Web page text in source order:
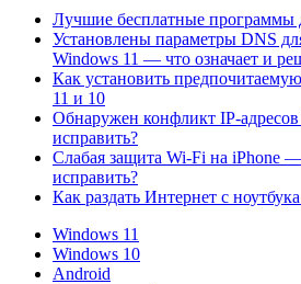
Лучшие бесплатные программы
Установлены параметры DNS
Windows 11 — что означает и
Как установить
11 и 10
Обнаружен конфликт IP-
исправить?
Слабая защита Wi-Fi на iPhone —
исправить?
Как раздать Интернет с
Windows 11
Windows 10
Android